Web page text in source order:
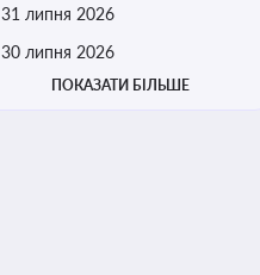
31 липня 2026
30 липня 2026
ПОКАЗАТИ БІЛЬШЕ